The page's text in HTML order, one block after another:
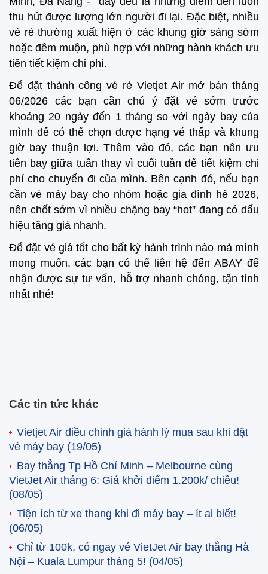
thu hút được lượng lớn người đi lại. Đặc biệt, nhiều
vé rẻ thường xuất hiện ở các khung giờ sáng sớm
hoặc đêm muộn, phù hợp với những hành khách ưu
tiên tiết kiệm chi phí.
Để đặt thành công vé rẻ Vietjet Air mở bán tháng
06/2026 các bạn cần chú ý đặt vé sớm trước
khoảng 20 ngày đến 1 tháng so với ngày bay của
mình để có thể chọn được hạng vé thấp và khung
giờ bay thuận lợi. Thêm vào đó, các bạn nên ưu
tiên bay giữa tuần thay vì cuối tuần để tiết kiệm chi
phí cho chuyến đi của mình. Bên cạnh đó, nếu bạn
cần vé máy bay cho nhóm hoặc gia đình hè 2026,
nên chốt sớm vì nhiều chặng bay “hot” đang có dấu
hiệu tăng giá nhanh.
Để đặt vé giá tốt cho bất kỳ hành trình nào mà mình
mong muốn, các bạn có thể liên hệ đến ABAY để
nhận được sự tư vấn, hỗ trợ nhanh chóng, tận tình
nhất nhé!
Các tin tức khác
Vietjet Air điều chỉnh giá hành lý mua sau khi đặt
vé máy bay (19/05)
Bay thẳng Tp Hồ Chí Minh – Melbourne cùng
VietJet Air tháng 6: Giá khởi điểm 1.200k/ chiều!
(08/05)
Tiện ích từ xe thang khi đi máy bay – ít ai biết!
(06/05)
Chỉ từ 100k, có ngay vé VietJet Air bay thẳng Hà
Nội – Kuala Lumpur tháng 5! (04/05)